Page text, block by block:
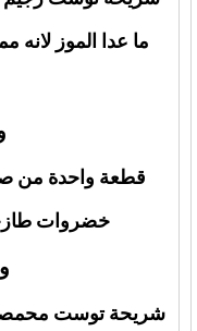
ما عدا الموز
قطعة واحدة من
خضروات
شريحة توست محمصة